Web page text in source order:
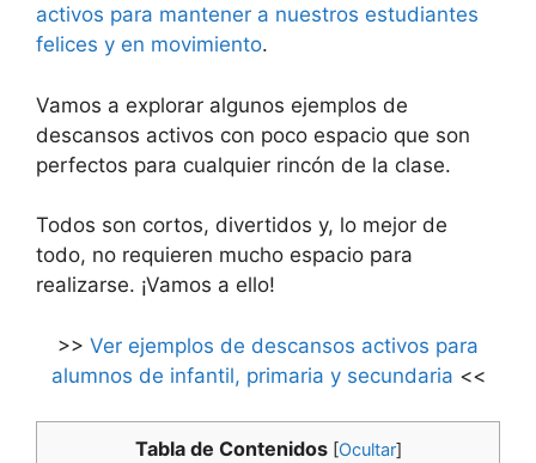
activos para mantener a nuestros estudiantes
felices y en movimiento.
Vamos a explorar algunos ejemplos de
descansos activos con poco espacio que son
perfectos para cualquier rincón de la clase.
Todos son cortos, divertidos y, lo mejor de
todo, no requieren mucho espacio para
realizarse. ¡Vamos a ello!
>> Ver ejemplos de descansos activos para
alumnos de infantil, primaria y secundaria <<
Tabla de Contenidos [Ocultar]